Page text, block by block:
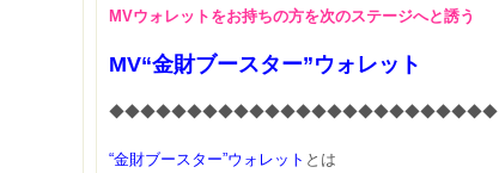
MVウォレットをお持ちの方を次のステージへと誘う
MV“金財ブースター”ウォレット
◆◆◆◆◆◆◆◆◆◆◆◆◆◆◆◆◆◆◆◆◆◆◆◆◆
“金財ブースター”ウォレット とは